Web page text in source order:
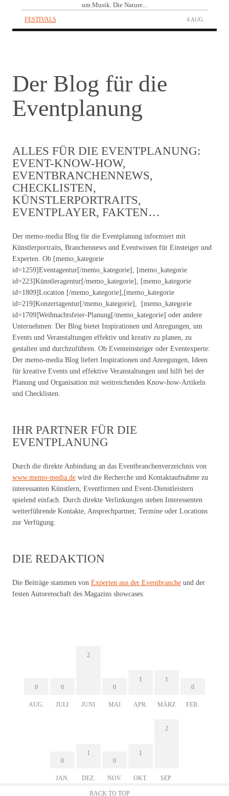
um Musik. Die Nature...
FESTIVALS 4 AUG.
Der Blog für die
Eventplanung
ALLES FÜR DIE EVENTPLANUNG:
EVENT-KNOW-HOW,
EVENTBRANCHENNEWS,
CHECKLISTEN,
KÜNSTLERPORTRAITS,
EVENTPLAYER, FAKTEN…
Der memo-media Blog für die Eventplanung informiert mit
Künstlerportraits, Branchennews und Eventwissen für Einsteiger und
Experten. Ob [memo_kategorie
id=1259]Eventagentur[/memo_kategorie], [memo_kategorie
id=223]Künstleragentur[/memo_kategorie], [memo_kategorie
id=1809]Location [/memo_kategorie],[memo_kategorie
id=219]Konzertagentur[/memo_kategorie], [memo_kategorie
id=1709]Weihnachtsfeier-Planung[/memo_kategorie] oder andere
Unternehmen: Der Blog bietet Inspirationen und Anregungen, um
Events und Veranstaltungen effektiv und kreativ zu planen, zu
gestalten und durchzuführen. Ob Eventeinsteiger oder Eventexperte:
Der memo-media Blog liefert Inspirationen und Anregungen, Ideen
für kreative Events und effektive Veranstaltungen und hilft bei der
Planung und Organisation mit weitreichenden Know-how-Artikeln
und Checklisten.
IHR PARTNER FÜR DIE
EVENTPLANUNG
Durch die direkte Anbindung an das Eventbranchenverzeichnis von
www.memo-media.de wird die Recherche und Kontaktaufnahme zu
interessanten Künstlern, Eventfirmen und Event-Dienstleistern
spielend einfach. Durch direkte Verlinkungen stehen Interessenten
weiterführende Kontakte, Ansprechpartner, Termine oder Locations
zur Verfügung.
DIE REDAKTION
Die Beiträge stammen von Experten aus der Eventbranche und der
festen Autorenschaft des Magazins showcases.
0
AUG.
0
JULI
2
JUNI
0
MAI
1
APR.
1
MÄRZ
0
FEB.
0
JAN.
1
DEZ.
0
NOV.
1
OKT.
2
SEP.
BACK TO TOP